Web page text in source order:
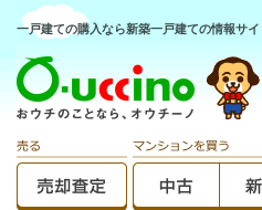
一戸建ての購入なら新築一戸建ての情報サ